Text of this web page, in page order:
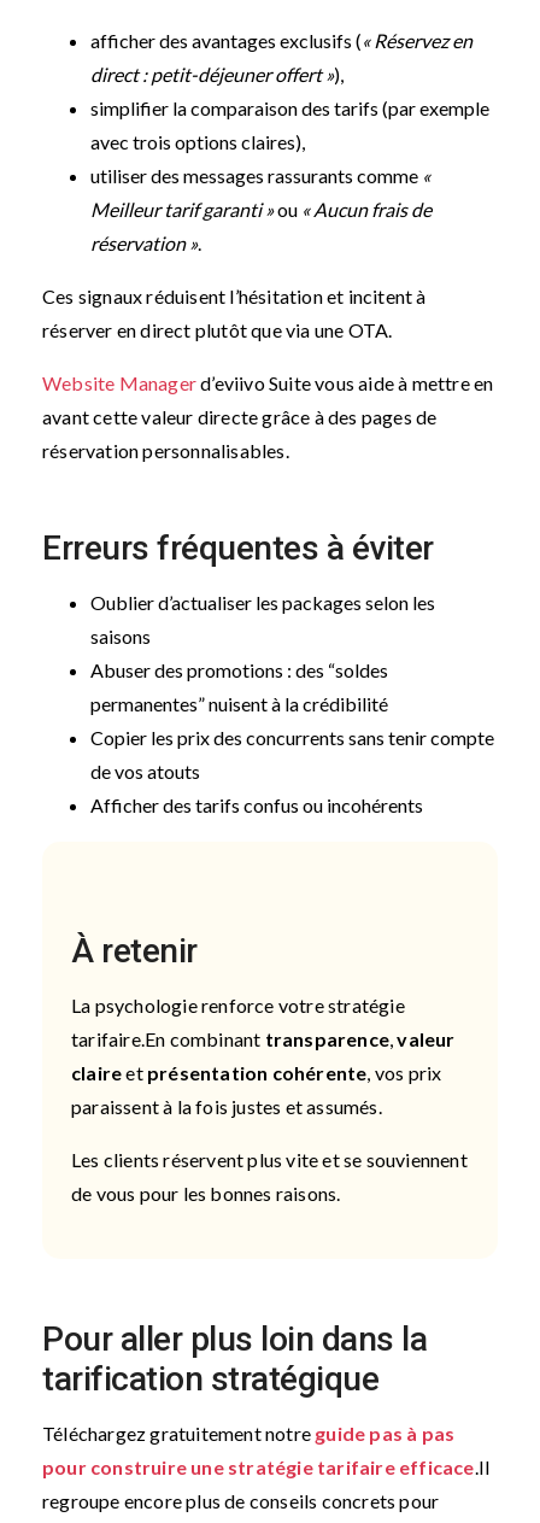
afficher des avantages exclusifs (« Réservez en
direct : petit-déjeuner offert »),
simplifier la comparaison des tarifs (par exemple
avec trois options claires),
utiliser des messages rassurants comme «
Meilleur tarif garanti »ou « Aucun frais de
réservation ».
Ces signaux réduisent l’hésitation et incitent à
réserver en direct plutôt que via une OTA.
Website Managerd’eviivo Suite vous aide à mettre en
avant cette valeur directe grâce à des pages de
réservation personnalisables.
Erreurs fréquentes à éviter
Oublier d’actualiser les packages selon les
saisons
Abuser des promotions : des “soldes
permanentes” nuisent à la crédibilité
Copier les prix des concurrents sans tenir compte
de vos atouts
Afficher des tarifs confus ou incohérents
À retenir
La psychologie renforce votre stratégie
tarifaire.En combinant transparence,valeur
claireet présentation cohérente, vos prix
paraissent à la fois justes et assumés.
Les clients réservent plus vite et se souviennent
de vous pour les bonnes raisons.
Pour aller plus loin dans la
tarification stratégique
Téléchargez gratuitement notre guide pas à pas
pour construire une stratégie tarifaire efficace.Il
regroupe encore plus de conseils concrets pour